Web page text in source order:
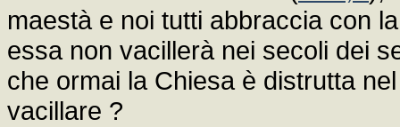
maestà e noi tutti abbraccia con
essa non vacillerà nei secoli dei
che ormai la Chiesa è distrutta
vacillare ?